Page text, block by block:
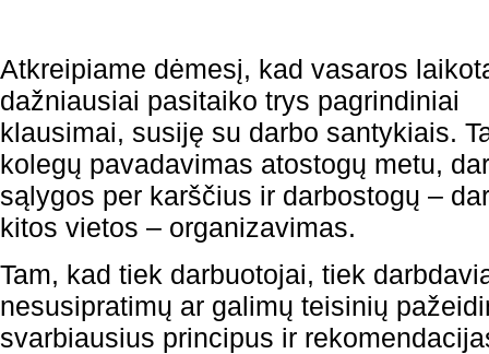
Atkreipiame dėmesį, kad vasaros
dažniausiai pasitaiko trys pagrindiniai
klausimai, susiję su darbo santykiais.
kolegų pavadavimas atostogų metu,
sąlygos per karščius ir darbostogų –
kitos vietos – organizavimas.
Tam, kad tiek darbuotojai, tiek
nesusipratimų ar galimų teisinių
svarbiausius principus ir